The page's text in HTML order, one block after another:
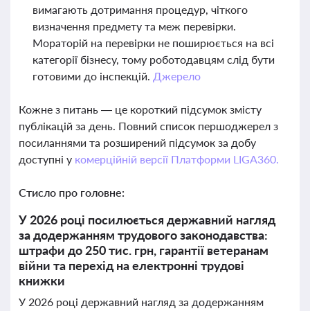
вимагають дотримання процедур, чіткого
визначення предмету та меж перевірки.
Мораторій на перевірки не поширюється на всі
категорії бізнесу, тому роботодавцям слід бути
готовими до інспекцій. Джерело
Кожне з питань — це короткий підсумок змісту
публікацій за день. Повний список першоджерел з
посиланнями та розширений підсумок за добу
доступні у комерційній версії Платформи LIGA360.
Стисло про головне:
У 2026 році посилюється державний нагляд
за додержанням трудового законодавства:
штрафи до 250 тис. грн, гарантії ветеранам
війни та перехід на електронні трудові
книжки
У 2026 році державний нагляд за додержанням